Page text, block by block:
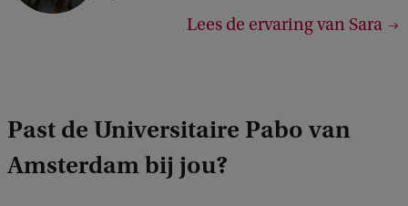
h
t
Lees de ervaring van Sara
Past de Universitaire Pabo van
Amsterdam bij jou?